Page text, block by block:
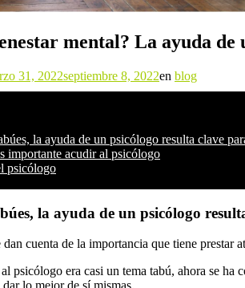
mental? La ayuda de
31, 2022septiembre 8, 2022en blog
la ayuda de un psicólogo resulta clave
importante acudir al psicólogo
psicólogo
la ayuda de un psicólogo
dan cuenta de la importancia que tiene
psicólogo era casi un tema tabú, ahora se ha